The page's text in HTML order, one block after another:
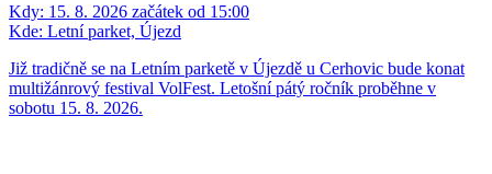
Kdy: 15. 8. 2026 začátek od 15:00
Kde: Letní parket, Újezd
Již tradičně se na Letním parketě v Újezdě u Cerhovic bude konat
multižánrový festival VolFest. Letošní pátý ročník proběhne v
sobotu 15. 8. 2026.